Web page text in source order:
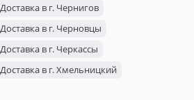
в г. Чернигов
в г. Черновцы
в г. Черкассы
в г. Хмельницкий